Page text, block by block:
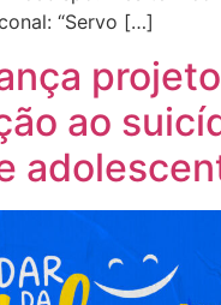
“Servo […]
ao